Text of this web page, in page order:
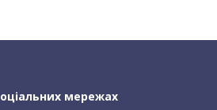
мережах